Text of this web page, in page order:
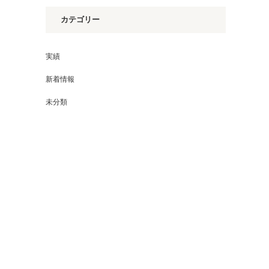
カテゴリー
実績
新着情報
未分類